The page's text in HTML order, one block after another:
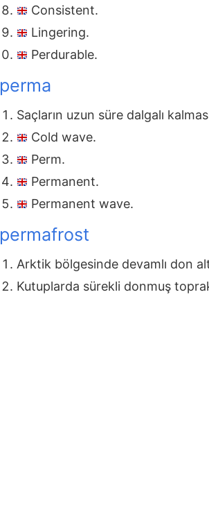
Consistent.
Lingering.
Perdurable.
perma
Saçların uzun süre dalgalı
Cold wave.
Perm.
Permanent.
Permanent wave.
permafrost
Arktik bölgesinde devamlı don
Kutuplarda sürekli donmuş